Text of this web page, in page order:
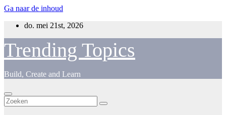
Ga naar de inhoud
do. mei 21st, 2026
Trending Topics
Build, Create and Learn